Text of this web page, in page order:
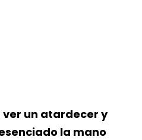
ver un atardecer y
la mano